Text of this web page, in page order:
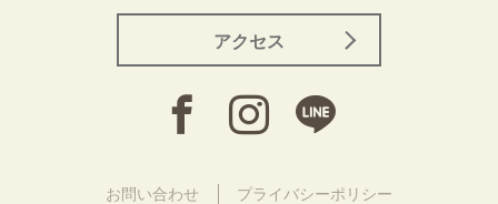
アクセス
お問い合わせ プライバシーポリシー